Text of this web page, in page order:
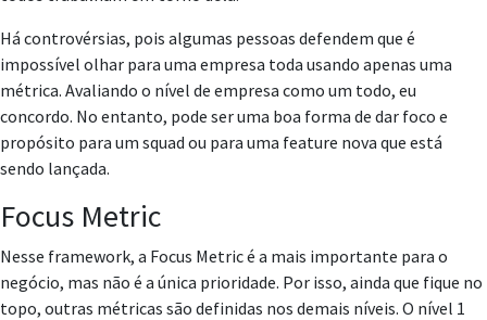
Há controvérsias, pois algumas pessoas defendem que é
impossível olhar para uma empresa toda usando apenas uma
métrica. Avaliando o nível de empresa como um todo, eu
concordo. No entanto, pode ser uma boa forma de dar foco e
propósito para um squad ou para uma feature nova que está
sendo lançada.
Focus Metric
Nesse framework, a Focus Metric é a mais importante para o
negócio, mas não é a única prioridade. Por isso, ainda que fique no
topo, outras métricas são definidas nos demais níveis. O nível 1